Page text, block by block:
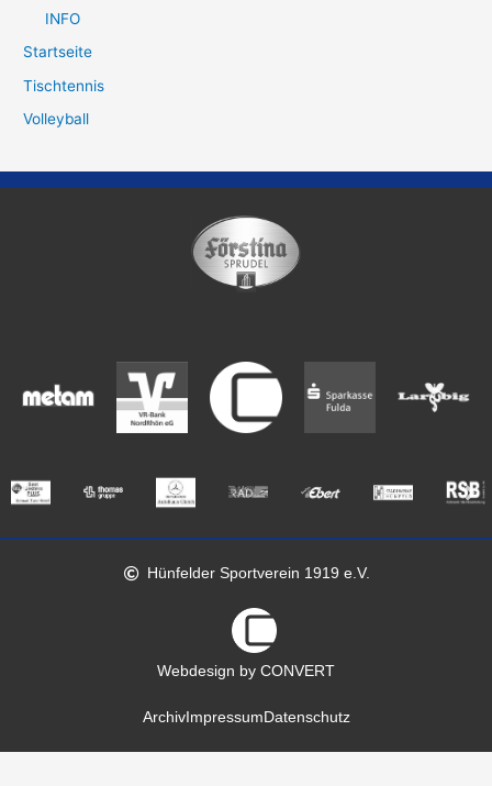
INFO
Startseite
Tischtennis
Volleyball
Hünfelder Sportverein 1919 e.V.
Webdesign by CONVERT
ArchivImpressumDatenschutz